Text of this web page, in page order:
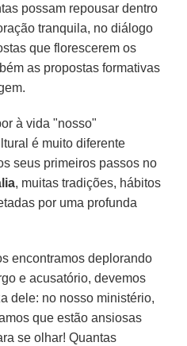
possam repousar dentro
tranquila, no diálogo
que florescerem os
as propostas formativas
à vida "nosso"
é muito diferente
seus primeiros passos no
, muitas tradições, hábitos
por uma profunda
encontramos deplorando
e acusatório, devemos
dele: no nosso ministério,
que estão ansiosas
se olhar! Quantas